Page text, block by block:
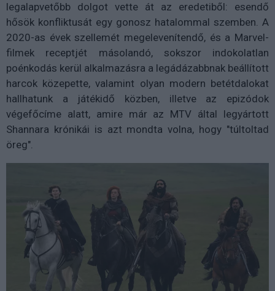
legalapvetőbb dolgot vette át az eredetiből: esendő
hősök konfliktusát egy gonosz hatalommal szemben. A
2020-as évek szellemét megelevenítendő, és a Marvel-
filmek receptjét másolandó, sokszor indokolatlan
poénkodás kerül alkalmazásra a legádázabbnak beállított
harcok közepette, valamint olyan modern betétdalokat
hallhatunk a játékidő közben, illetve az epizódok
végefőcíme alatt, amire már az MTV által legyártott
Shannara krónikái is azt mondta volna, hogy "túltoltad
öreg".